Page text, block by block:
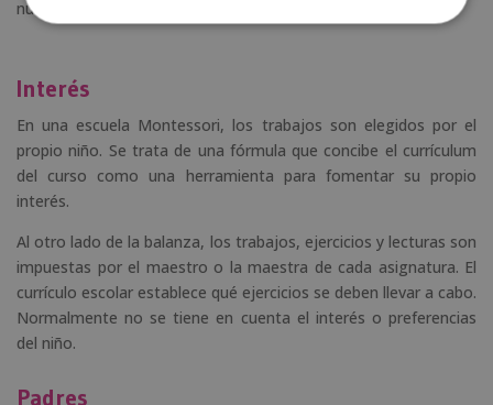
núcleo familiar.
Interés
En una escuela Montessori, los trabajos son elegidos por el
propio niño. Se trata de una fórmula que concibe el currículum
del curso como una herramienta para fomentar su propio
interés.
Al otro lado de la balanza, los trabajos, ejercicios y lecturas son
impuestas por el maestro o la maestra de cada asignatura. El
currículo escolar establece qué ejercicios se deben llevar a cabo.
Normalmente no se tiene en cuenta el interés o preferencias
del niño.
Padres